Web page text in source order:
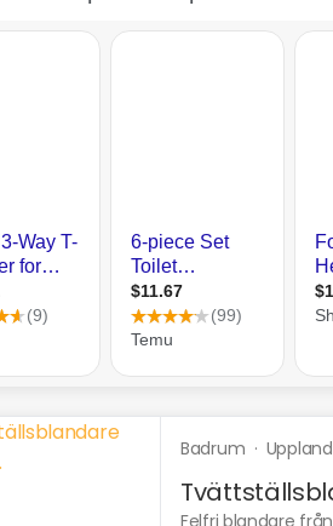
Badrum ·
Felfri blandare